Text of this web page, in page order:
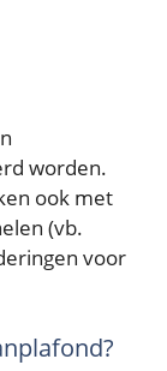
worden.
ook met
(vb.
voor